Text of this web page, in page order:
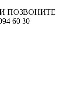
ПОЗВОНИТЕ
60 30